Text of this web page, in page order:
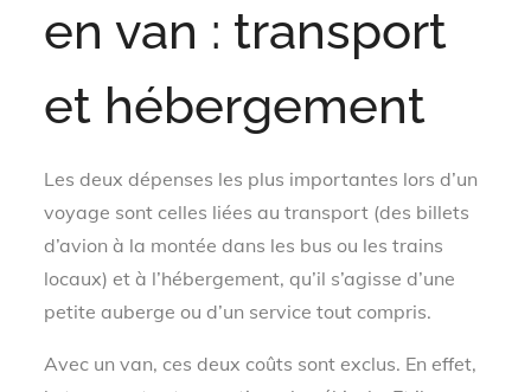
en van : transport
et hébergement
Les deux dépenses les plus importantes lors d’un
voyage sont celles liées au transport (des billets
d’avion à la montée dans les bus ou les trains
locaux) et à l’hébergement, qu’il s’agisse d’une
petite auberge ou d’un service tout compris.
Avec un van, ces deux coûts sont exclus. En effet,